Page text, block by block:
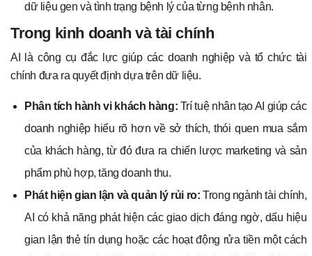
dữ liệu gen và tình trạng bệnh lý của từng bệnh nhân.
Trong kinh doanh và tài chính
AI là công cụ đắc lực giúp các doanh nghiệp và tổ chức tài
chính đưa ra quyết định dựa trên dữ liệu.
Phân tích hành vi khách hàng: Trí tuệ nhân tạo AI giúp các
doanh nghiệp hiểu rõ hơn về sở thích, thói quen mua sắm
của khách hàng, từ đó đưa ra chiến lược marketing và sản
phẩm phù hợp, tăng doanh thu.
Phát hiện gian lận và quản lý rủi ro: Trong ngành tài chính,
AI có khả năng phát hiện các giao dịch đáng ngờ, dấu hiệu
gian lận thẻ tín dụng hoặc các hoạt động rửa tiền một cách